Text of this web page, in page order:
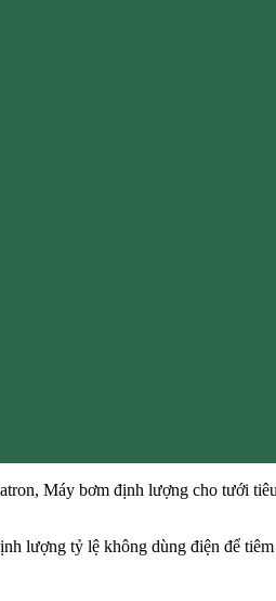
Máy bơm định lượng cho tưới
lượng tỷ lệ không dùng điện để